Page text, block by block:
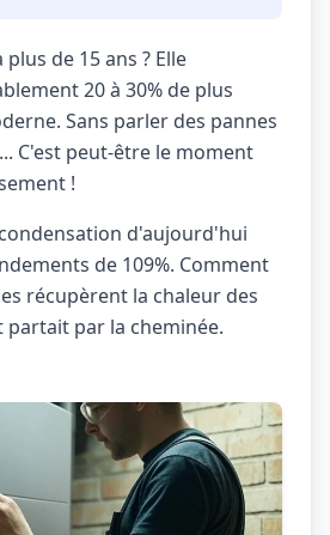
de 15 ans ? Elle
20 à 30% de plus
Sans parler des pannes
C'est peut-être le moment
!
d'aujourd'hui
de 109%. Comment
récupèrent la chaleur des
partait par la cheminée.